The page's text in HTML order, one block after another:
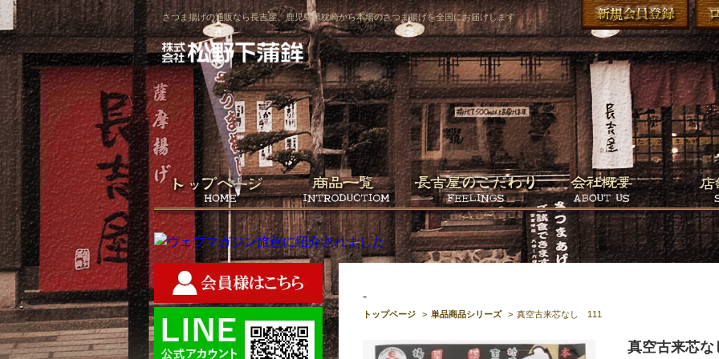
さつま揚げの通販なら長吉屋。鹿児島県枕崎から本場のさつま揚げを全国にお届けします
-
トップページ > 単品商品シリーズ > 真空古来芯なし 111
真空古来芯